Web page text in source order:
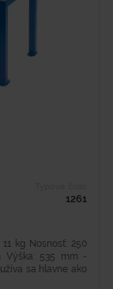
1261
kg Nosnosť: 250
Výška: 535 mm -
sa hlavne ako